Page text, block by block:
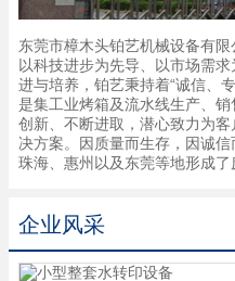
东莞市樟木头铂艺机械设备有
以科技进步为先导、以市场需
进与培养，铂艺秉持着“诚信、
是集工业烤箱及流水线生产、
创新、不断进取，潜心致力为
决方案。因质量而生存，因诚信
珠海、惠州以及东莞等地形成了
企业风采